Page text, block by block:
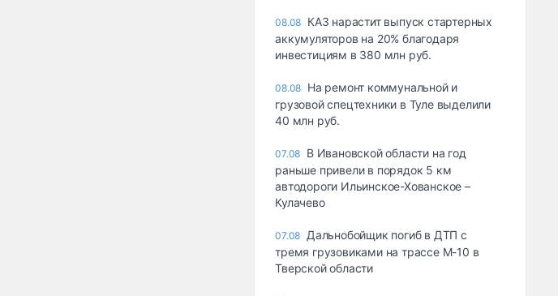
08.08 КАЗ нарастит выпуск стартерных
аккумуляторов на 20% благодаря
инвестициям в 380 млн руб.
08.08 На ремонт коммунальной и
грузовой спецтехники в Туле выделили
40 млн руб.
07.08 В Ивановской области на год
раньше привели в порядок 5 км
автодороги Ильинское-Хованское –
Кулачево
07.08 Дальнобойщик погиб в ДТП с
тремя грузовиками на трассе М-10 в
Тверской области